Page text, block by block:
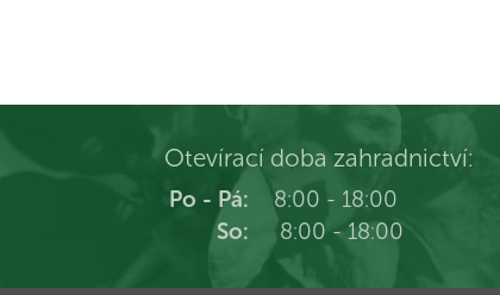
Otevírací doba zahradnictví:
Po - Pá:
8:00 - 18:00
So:
8:00 - 18:00